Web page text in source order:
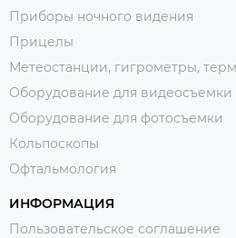
Приборы ночного видения
Прицелы
Метеостанции, гигрометры,
Оборудование для видеосъемки
Оборудование для фотосъемки
Кольпоскопы
Офтальмология
ИНФОРМАЦИЯ
Пользовательское соглашение